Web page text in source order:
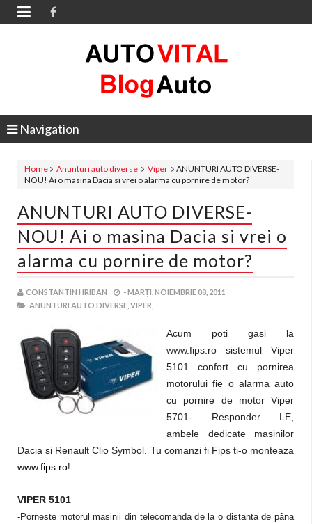

Navigation
Home Anunturi auto diverse Viper
ANUNTURI AUTO DIVERSE-
NOU! Ai o masina Dacia si vrei o alarma cu pornire de motor?
ANUNTURI AUTO DIVERSE-
NOU! Ai o masina Dacia si vrei o
alarma cu pornire de motor?
CONSTANTIN HRIBAN -MARȚI, NOIEMBRIE 08, 2011
ANUNTURI AUTO DIVERSE, VIPER,
Acum poti gasi la
www.fips.ro sistemul Viper
5101 confort cu pornirea
motorului fie o alarma auto
cu pornire de motor Viper
5701- Responder LE,
ambele dedicate masinilor
Dacia si Renault Clio Symbol. Tu comanzi fi Fips ti-o monteaza
www.fips.ro!
VIPER 5101
-Porneste motorul masinii din telecomanda de la o distanta de pâna